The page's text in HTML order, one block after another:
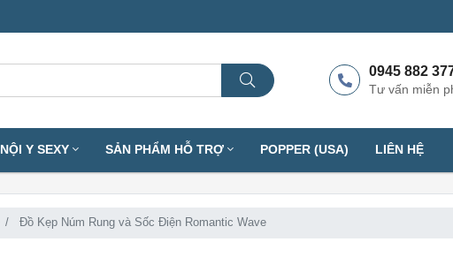
0945 882
Tư vấn miễn
NỘI Y SEXY SẢN PHẨM HỖ TRỢ POPPER (USA) LIÊN HỆ
Đồ Kẹp Núm Rung và Sốc Điện Romantic Wave